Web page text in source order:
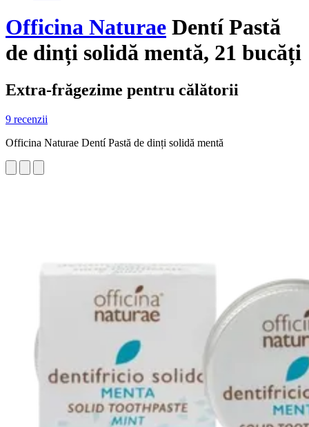
Officina Naturae Dentí Pastă
de dinți solidă mentă, 21 bucăți
Extra-frăgezime pentru călătorii
9 recenzii
Officina Naturae Dentí Pastă de dinți solidă mentă